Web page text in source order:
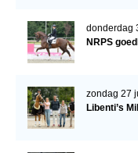
donderdag
NRPS
zondag 27
Libenti’s